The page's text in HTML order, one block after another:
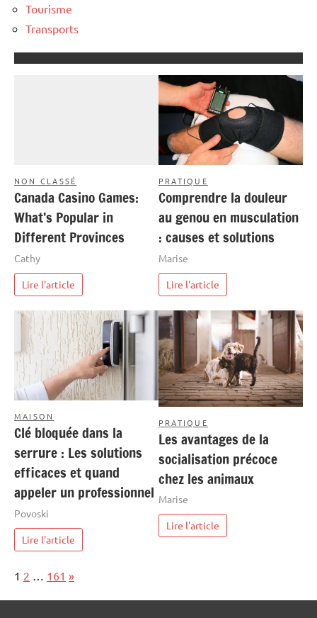
Tourisme
Transports
NON CLASSÉ
Canada Casino Games:
What’s Popular in
Different Provinces
Cathy
Lire l'article
PRATIQUE
Comprendre la douleur
au genou en musculation
: causes et solutions
Marise
Lire l'article
MAISON
Clé bloquée dans la
serrure : Les solutions
efficaces et quand
appeler un professionnel
Povoski
Lire l'article
PRATIQUE
Les avantages de la
socialisation précoce
chez les animaux
Marise
Lire l'article
Page:
1 2 161 Next
»